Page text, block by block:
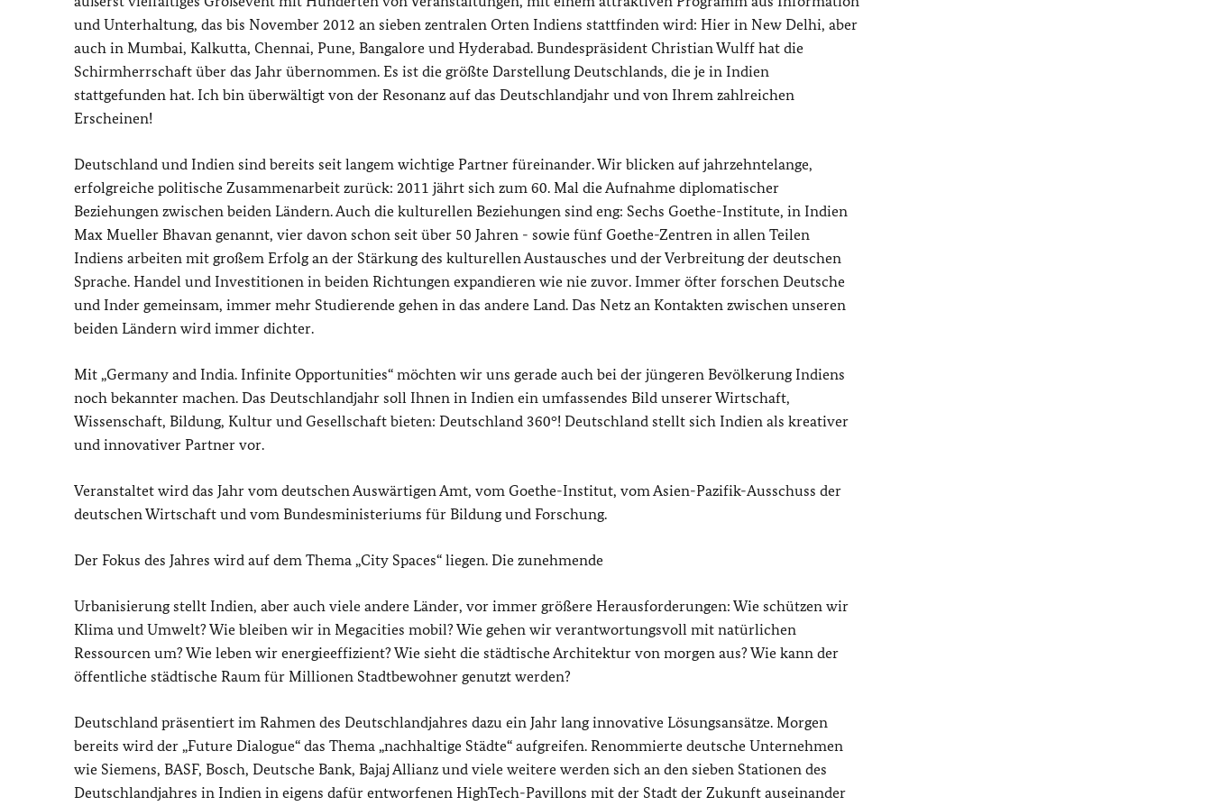
und Unterhaltung, das bis November 2012 an sieben zentralen Orten Indiens stattfinden wird: Hier in New Delhi, aber
auch in Mumbai, Kalkutta, Chennai, Pune, Bangalore und Hyderabad. Bundespräsident Christian Wulff hat die
Schirmherrschaft über das Jahr übernommen. Es ist die größte Darstellung Deutschlands, die je in Indien
stattgefunden hat. Ich bin überwältigt von der Resonanz auf das Deutschlandjahr und von Ihrem zahlreichen
Erscheinen!
Deutschland und Indien sind bereits seit langem wichtige Partner füreinander. Wir blicken auf jahrzehntelange,
erfolgreiche politische Zusammenarbeit zurück: 2011 jährt sich zum 60. Mal die Aufnahme diplomatischer
Beziehungen zwischen beiden Ländern. Auch die kulturellen Beziehungen sind eng: Sechs Goethe-Institute, in Indien
Max Mueller Bhavan genannt, vier davon schon seit über 50 Jahren - sowie fünf Goethe-Zentren in allen Teilen
Indiens arbeiten mit großem Erfolg an der Stärkung des kulturellen Austausches und der Verbreitung der deutschen
Sprache. Handel und Investitionen in beiden Richtungen expandieren wie nie zuvor. Immer öfter forschen Deutsche
und Inder gemeinsam, immer mehr Studierende gehen in das andere Land. Das Netz an Kontakten zwischen unseren
beiden Ländern wird immer dichter.
Mit „Germany and India. Infinite Opportunities“ möchten wir uns gerade auch bei der jüngeren Bevölkerung Indiens
noch bekannter machen. Das Deutschlandjahr soll Ihnen in Indien ein umfassendes Bild unserer Wirtschaft,
Wissenschaft, Bildung, Kultur und Gesellschaft bieten: Deutschland 360°! Deutschland stellt sich Indien als kreativer
und innovativer Partner vor.
Veranstaltet wird das Jahr vom deutschen Auswärtigen Amt, vom Goethe-Institut, vom Asien-Pazifik-Ausschuss der
deutschen Wirtschaft und vom Bundesministeriums für Bildung und Forschung.
Der Fokus des Jahres wird auf dem Thema „City Spaces“ liegen. Die zunehmende
Urbanisierung stellt Indien, aber auch viele andere Länder, vor immer größere Herausforderungen: Wie schützen wir
Klima und Umwelt? Wie bleiben wir in Megacities mobil? Wie gehen wir verantwortungsvoll mit natürlichen
Ressourcen um? Wie leben wir energieeffizient? Wie sieht die städtische Architektur von morgen aus? Wie kann der
öffentliche städtische Raum für Millionen Stadtbewohner genutzt werden?
Deutschland präsentiert im Rahmen des Deutschlandjahres dazu ein Jahr lang innovative Lösungsansätze. Morgen
bereits wird der „Future Dialogue“ das Thema „nachhaltige Städte“ aufgreifen. Renommierte deutsche Unternehmen
wie Siemens, BASF, Bosch, Deutsche Bank, Bajaj Allianz und viele weitere werden sich an den sieben Stationen des
Deutschlandjahres in Indien in eigens dafür entworfenen HighTech-Pavillons mit der Stadt der Zukunft auseinander